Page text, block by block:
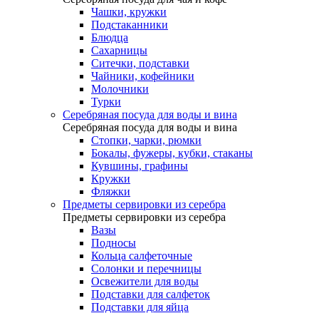
Чашки, кружки
Подстаканники
Блюдца
Сахарницы
Ситечки, подставки
Чайники, кофейники
Молочники
Турки
Серебряная посуда для воды и вина
Серебряная посуда для воды и вина
Стопки, чарки, рюмки
Бокалы, фужеры, кубки, стаканы
Кувшины, графины
Кружки
Фляжки
Предметы сервировки из серебра
Предметы сервировки из серебра
Вазы
Подносы
Кольца салфеточные
Солонки и перечницы
Освежители для воды
Подставки для салфеток
Подставки для яйца